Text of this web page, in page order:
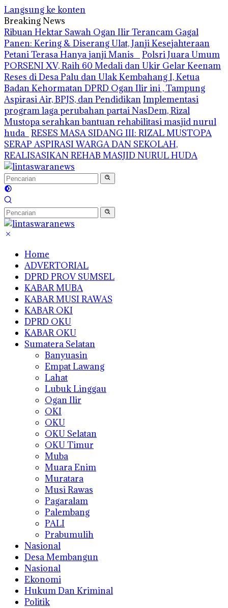
Langsung ke konten
Breaking News
Ribuan Hektar Sawah Ogan Ilir Terancam Gagal
Panen: Kering & Diserang Ulat, Janji Kesejahteraan
Petani Terasa Hanya janji Manis
Polsri Juara Umum
PORSENI XV, Raih 60 Medali dan Ukir Gelar Keenam
Reses di Desa Palu dan Ulak Kembahang I, Ketua
Badan Kehormatan DPRD Ogan Ilir ini , Tampung
Aspirasi Air, BPJS, dan PendidikanImplementasi
program laga perubahan partai NasDem, Rizal
Mustopa serahkan bantuan rehabilitasi masjid nurul
huda RESES MASA SIDANG III: RIZAL MUSTOPA
SERAP ASPIRASI WARGA DAN SEKOLAH,
REALISASIKAN REHAB MASJID NURUL HUDA
Home
ADVERTORIAL
DPRD PROV SUMSEL
KABAR MUBA
KABAR MUSI RAWAS
KABAR OKI
DPRD OKU
KABAR OKU
Sumatera Selatan
Banyuasin
Empat Lawang
Lahat
Lubuk Linggau
Ogan Ilir
OKI
OKU
OKU Selatan
OKU Timur
Muba
Muara Enim
Muratara
Musi Rawas
Pagaralam
Palembang
PALI
Prabumulih
Nasional
Desa Membangun
Nasional
Ekonomi
Hukum Dan Kriminal
Politik